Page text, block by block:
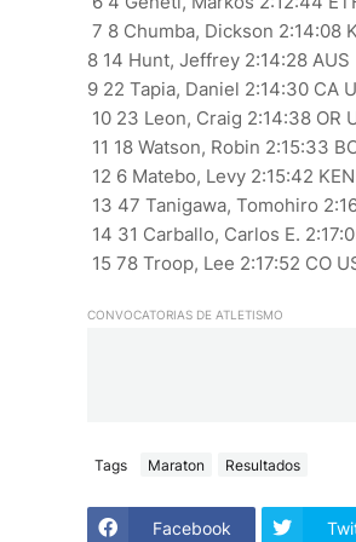
7 8 Chumba, Dickson 2:14:08
8 14 Hunt, Jeffrey 2:14:28 AUS
9 22 Tapia, Daniel 2:14:30 CA
10 23 Leon, Craig 2:14:38 OR
11 18 Watson, Robin 2:15:33
12 6 Matebo, Levy 2:15:42 KEN
13 47 Tanigawa, Tomohiro
14 31 Carballo, Carlos E.
15 78 Troop, Lee 2:17:52 CO
CONVOCATORIAS DE ATLETISMO
Tags Maraton Resultados
Facebook